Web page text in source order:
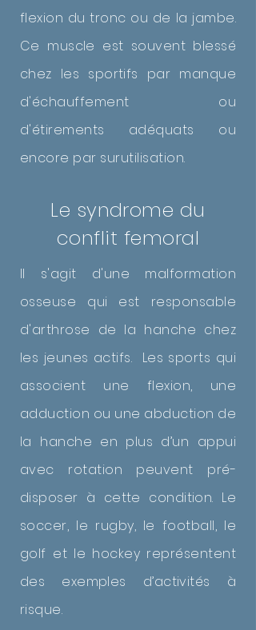
flexion du tronc ou de la jambe.
Ce muscle est souvent blessé
chez les sportifs par manque
d'échauffement ou
d'étirements adéquats ou
encore par surutilisation.
Le syndrome du
conflit femoral
Il s'agit d'une malformation
osseuse qui est responsable
d'arthrose de la hanche chez
les jeunes actifs. Les sports qui
associent une flexion, une
adduction ou une abduction de
la hanche en plus d’un appui
avec rotation peuvent pré-
disposer à cette condition. Le
soccer, le rugby, le football, le
golf et le hockey représentent
des exemples d’activités à
risque.